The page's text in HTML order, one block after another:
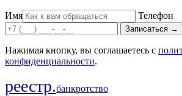
Имя Телефон
Записаться →
Нажимая кнопку, вы соглашаетесь с
конфиденциальности.
реестр.банкротство